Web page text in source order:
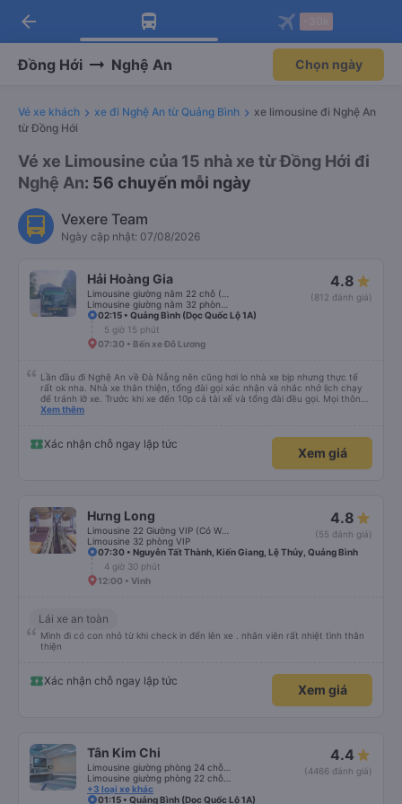
Tải app Vexere ngay!
Nhận ưu đãi thành viên độc
Mở app
Tải app Vexere
-30k/ghế khi đặt vé máy bay qua
Mở app
arrow_back
Đồng Hới Nghệ An Chọn ngày
Vé xe khách xe đi Nghệ An từ Quảng Bình
xe limousine đi Nghệ An
từ Đồng Hới
Vé xe Limousine của 15 nhà xe từ Đồng Hới đi
Nghệ An: 56 chuyến mỗi ngày
Vexere Team
Ngày cập nhật: 07/08/2026
Hải Hoàng Gia 4.8
(812 đánh giá)
02:15 • Quảng Bình (Dọc Quốc Lộ 1A)
5 giờ 15 phút
07:30 • Bến xe Đô Lương
Lần đầu đi Nghệ An về Đà Nẵng nên cũng hơi lo nhà xe bịp nhưng thực tế
rất ok nha. Nhà xe thân thiện, tổng đài gọi xác nhận và nhắc nhở lịch chạy
để tránh lỡ xe. Trước khi xe đến 10p cả tài xế và tổng đài đều gọi. Mọi thông
tin về biển số xe và số điện thoại tài xế đều trùng khớp trong email nhận
thời gian dự kiến. 10 điểm, lần sau có nhu cầu sẽ chọn nhà xe này để đi Vinh
<-> Đà Nẵng
Xem thêm
Xác nhận chỗ ngay lập tức
Xem giá
Hưng Long
Limousine 32 phòng VIP
4.8
(55 đánh giá)
07:30 • Nguyễn Tất Thành, Kiến Giang, Lệ Thủy, Quảng Bình
4 giờ 30 phút
12:00 • Vinh
Lái xe an toàn
Mình đi có con nhỏ từ khi check in đến lên xe . nhân viên rất nhiệt tình thân
thiện
Xác nhận chỗ ngay lập tức
Xem giá
Tân Kim Chi
+3 loại xe khác
4.4
(4466 đánh giá)
01:15 • Quảng Bình (Dọc Quốc Lộ 1A)